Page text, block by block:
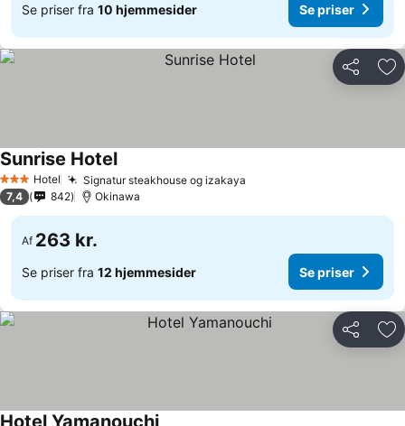
Se priser fra 10 hjemmesider Se priser
Del
3 StjernerHotel Signatur steakhouse og izakaya
Sunrise HotelSe priser
7,4 842 Okinawa
Af 263 kr.
Se priser fra 12 hjemmesider Se priser
Del
Hotel Yamanouchi